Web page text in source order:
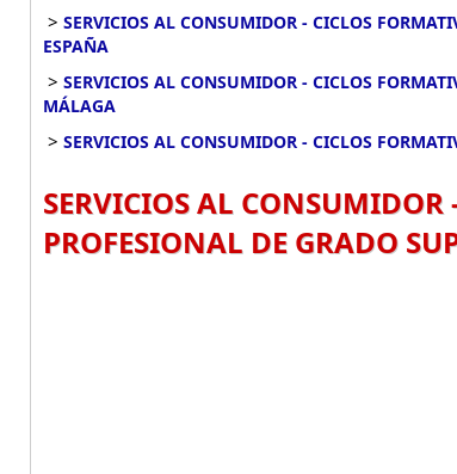
> SERVICIOS AL CONSUMIDOR - CICLOS
ESPAÑA
> SERVICIOS AL CONSUMIDOR - CICLOS
MÁLAGA
> SERVICIOS AL CONSUMIDOR - CICLOS
SERVICIOS AL
PROFESIONAL DE GRADO